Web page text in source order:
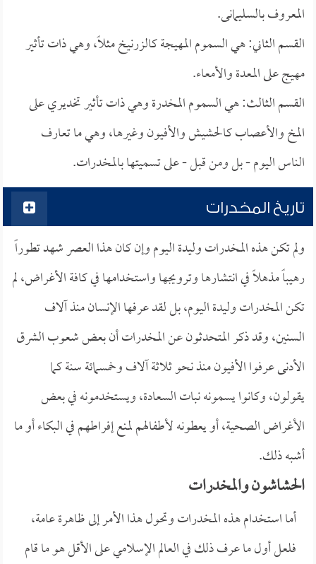
المعروف بالسليمانى.
القسم الثاني: هي السموم المهيجة كالزرنيخ مثلاً، وهي ذات تأثير
مهيج على المعدة والأمعاء.
القسم الثالث: هي السموم المخدرة وهي ذات تأثير تخديري على
المخ والأعصاب كالحشيش والأفيون وغيرها، وهي ما تعارف
الناس اليوم - بل ومن قبل - على تسميتها بالمخدرات.
تاريخ المخدرات
ولم تكن هذه المخدرات وليدة اليوم وإن كان هذا العصر شهد تطوراً
رهيباً مذهلاً في انتشارها وترويجها واستخدامها في كافة الأغراض، لم
تكن المخدرات وليدة اليوم، بل لقد عرفها الإنسان منذ آلاف
السنين، وقد ذكر المتحدثون عن المخدرات أن بعض شعوب الشرق
الأدنى عرفوا الأفيون منذ نحو ثلاثة آلاف وخمسمائة سنة كما
يقولون، وكانوا يسمونه نبات السعادة، ويستخدمونه في بعض
الأغراض الصحية، أو يعطونه لأطفالهم لمنع إفراطهم في البكاء أو ما
أشبه ذلك.
الحشاشون والمخدرات
أما استخدام هذه المخدرات وتحول هذا الأمر إلى ظاهرة عامة،
فلعل أول ما عرف ذلك في العالم الإسلامي على الأقل هو ما قام